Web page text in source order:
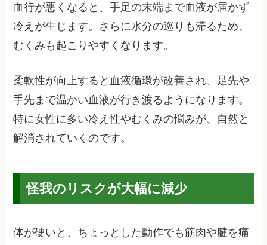
血行が悪くなると、手足の末端まで血液が届かず
冷えが生じます。さらに水分の巡りも滞るため、
むくみも起こりやすくなります。
柔軟性が向上すると血液循環が改善され、足先や
手先まで温かい血液が行き渡るようになります。
特に女性に多い冷え性やむくみの悩みが、自然と
解消されていくのです。
怪我のリスクが大幅に減少
体が硬いと、ちょっとした動作でも筋肉や腱を痛